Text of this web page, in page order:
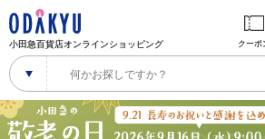
小田急百貨店オンラインショッピング クーポ